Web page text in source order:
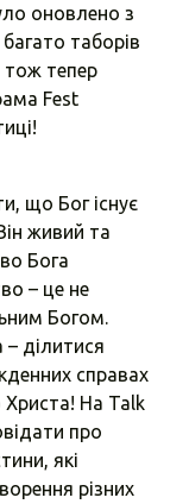
оновлено з
таборів
тож тепер
Fest
що Бог існує
живий та
Бога
– це не
Богом.
ділитися
справах
Христа! На Talk
про
які
різних